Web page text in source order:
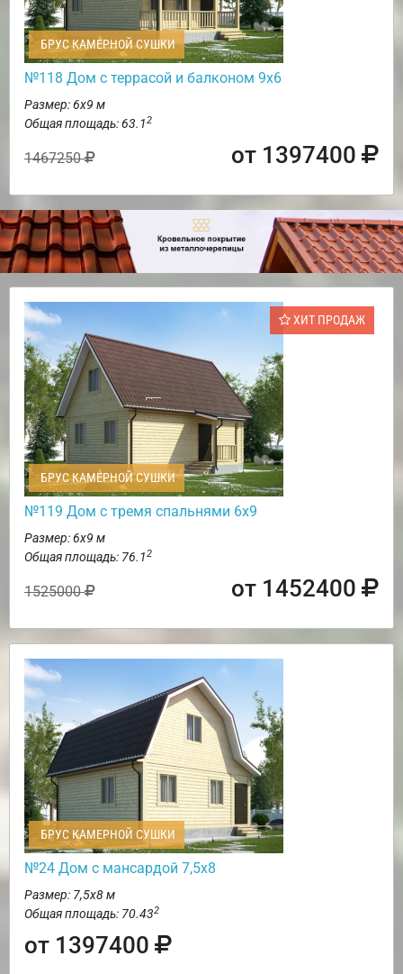
БРУС КАМЕРНОЙ СУШКИ
№118 Дом с террасой и балконом 9х6
Размер: 6х9 м
Общая площадь: 63.12
1467250 от 1397400
ХИТ ПРОДАЖ
БРУС КАМЕРНОЙ СУШКИ
№119 Дом с тремя спальнями 6х9
Размер: 6х9 м
Общая площадь: 76.12
1525000 от 1452400
БРУС КАМЕРНОЙ СУШКИ
№24 Дом с мансардой 7,5х8
Размер: 7,5х8 м
Общая площадь: 70.432
от 1397400